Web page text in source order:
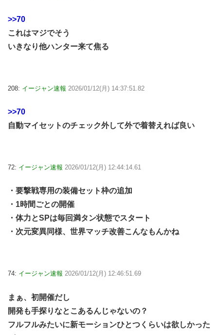
>>70
これはマジでそう
いきなり他ハンター来て焦る
208: イージャン速報 2026/01/12(月) 14:37:51.82
>>70
自動マイセットのチェック外して外で着替えれば良い
72: イージャン速報 2026/01/12(月) 12:44:14.61
・要撃戦専用の装備セット枠の追加
・1時間ごとの開催
・体力とSPは毎回満タン状態でスタート
・次元変異同様、世界マッチ改善こんなもんかね
74: イージャン速報 2026/01/12(月) 12:46:51.69
まぁ、初開催だし
開発も手探りなとこあるんじゃないの？
フルフルみたいに新モーションひとつくらいは欲しかった